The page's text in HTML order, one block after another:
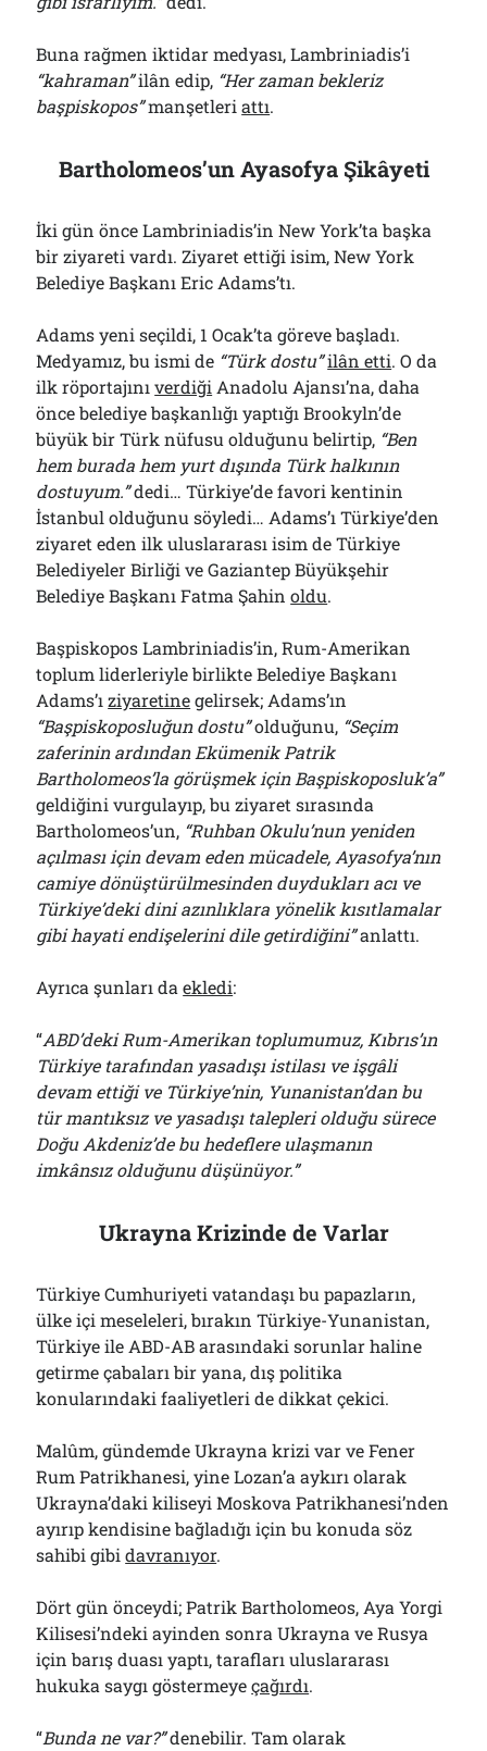
Buna rağmen iktidar medyası, Lambriniadis’i
“kahraman”ilân edip, “Her zaman bekleriz
başpiskopos”manşetleriattı.
Bartholomeos’un Ayasofya Şikâyeti
İki gün önce Lambriniadis’in New York’ta başka
bir ziyareti vardı. Ziyaret ettiği isim, New York
Belediye Başkanı Eric Adams’tı.
Adams yeni seçildi, 1 Ocak’ta göreve başladı.
Medyamız, bu ismi de “Türk dostu”ilân etti. O da
ilk röportajınıverdiği Anadolu Ajansı’na, daha
önce belediye başkanlığı yaptığı Brookyln’de
büyük bir Türk nüfusu olduğunu belirtip, “Ben
hem burada hem yurt dışında Türk halkının
dostuyum.”dedi… Türkiye’de favori kentinin
İstanbul olduğunu söyledi… Adams’ı Türkiye’den
ziyaret eden ilk uluslararası isim de Türkiye
Belediyeler Birliği ve Gaziantep Büyükşehir
Belediye Başkanı Fatma Şahinoldu.
Başpiskopos Lambriniadis’in, Rum-Amerikan
toplum liderleriyle birlikte Belediye Başkanı
Adams’ıziyaretinegelirsek; Adams’ın
“Başpiskoposluğun dostu”olduğunu, “Seçim
zaferinin ardından Ekümenik Patrik
Bartholomeos’la görüşmek için Başpiskoposluk’a”
geldiğini vurgulayıp, bu ziyaret sırasında
Bartholomeos’un, “Ruhban Okulu’nun yeniden
açılması için devam eden mücadele, Ayasofya’nın
camiye dönüştürülmesinden duydukları acı ve
Türkiye’deki dini azınlıklara yönelik kısıtlamalar
gibi hayati endişelerini dile getirdiğini”anlattı.
Ayrıca şunları daekledi:
“ABD’deki Rum-Amerikan toplumumuz, Kıbrıs’ın
Türkiye tarafından yasadışı istilası ve işgâli
devam ettiği ve Türkiye’nin, Yunanistan’dan bu
tür mantıksız ve yasadışı talepleri olduğu sürece
Doğu Akdeniz’de bu hedeflere ulaşmanın
imkânsız olduğunu düşünüyor.”
Ukrayna Krizinde de Varlar
Türkiye Cumhuriyeti vatandaşı bu papazların,
ülke içi meseleleri, bırakın Türkiye-Yunanistan,
Türkiye ile ABD-AB arasındaki sorunlar haline
getirme çabaları bir yana, dış politika
konularındaki faaliyetleri de dikkat çekici.
Malûm, gündemde Ukrayna krizi var ve Fener
Rum Patrikhanesi, yine Lozan’a aykırı olarak
Ukrayna’daki kiliseyi Moskova Patrikhanesi’nden
ayırıp kendisine bağladığı için bu konuda söz
sahibi gibidavranıyor.
Dört gün önceydi; Patrik Bartholomeos, Aya Yorgi
Kilisesi’ndeki ayinden sonra Ukrayna ve Rusya
için barış duası yaptı, tarafları uluslararası
hukuka saygı göstermeyeçağırdı.
“Bunda ne var?”denebilir. Tam olarak